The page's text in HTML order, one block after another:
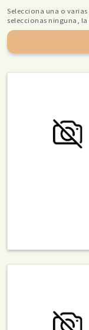
Selecciona una o
seleccionas ninguna,